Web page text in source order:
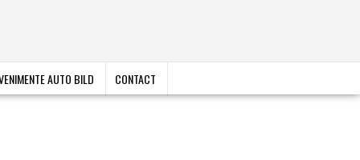
AUTO BILD CONTACT